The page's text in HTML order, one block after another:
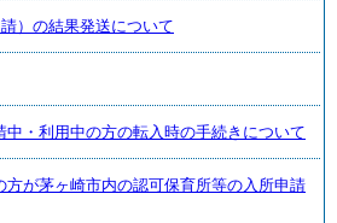
）の結果発送について
中・利用中の方の転入時の手続きについて
方が茅ヶ崎市内の認可保育所等の入所申請